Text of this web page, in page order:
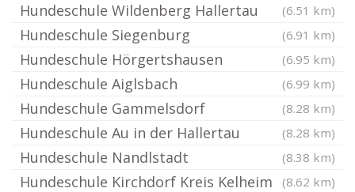
Hundeschule Wildenberg Hallertau (6.51 km)
Hundeschule Siegenburg (6.91 km)
Hundeschule Hörgertshausen (6.95 km)
Hundeschule Aiglsbach (6.99 km)
Hundeschule Gammelsdorf (8.28 km)
Hundeschule Au in der Hallertau (8.28 km)
Hundeschule Nandlstadt (8.38 km)
Hundeschule Kirchdorf Kreis Kelheim (8.62 km)